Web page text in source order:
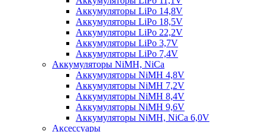
Аккумуляторы LiPo 14,8V
Аккумуляторы LiPo 18,5V
Аккумуляторы LiPo 22,2V
Аккумуляторы LiPo 3,7V
Аккумуляторы LiPo 7,4V
Аккумуляторы NiMH, NiCa
Аккумуляторы NiMH 4,8V
Аккумуляторы NiMH 7,2V
Аккумуляторы NiMH 8,4V
Аккумуляторы NiMH 9,6V
Аккумуляторы NiMH, NiCa 6,0V
Аксессуары